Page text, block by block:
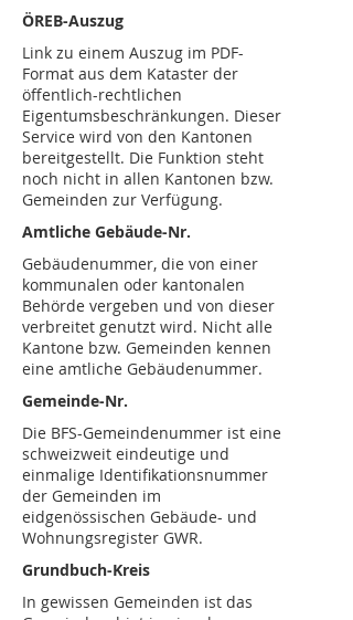
ÖREB-Auszug
Link zu einem Auszug im PDF-
Format aus dem Kataster der
öffentlich-rechtlichen
Eigentumsbeschränkungen. Dieser
Service wird von den Kantonen
bereitgestellt. Die Funktion steht
noch nicht in allen Kantonen bzw.
Gemeinden zur Verfügung.
Amtliche Gebäude-Nr.
Gebäudenummer, die von einer
kommunalen oder kantonalen
Behörde vergeben und von dieser
verbreitet genutzt wird. Nicht alle
Kantone bzw. Gemeinden kennen
eine amtliche Gebäudenummer.
Gemeinde-Nr.
Die BFS-Gemeindenummer ist eine
schweizweit eindeutige und
einmalige Identifikationsnummer
der Gemeinden im
eidgenössischen Gebäude- und
Wohnungsregister GWR.
Grundbuch-Kreis
In gewissen Gemeinden ist das